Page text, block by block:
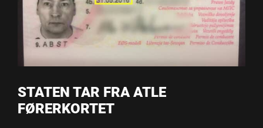
STATEN TAR FRA ATLE
FØRERKORTET